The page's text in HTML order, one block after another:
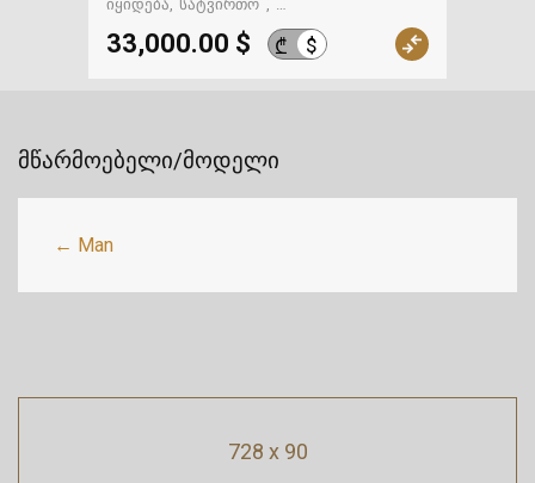
იყიდება
სატვირთო
გზაში. საქართველოსკენ
33,000.00 $ ₾ $
მწარმოებელი/მოდელი
← Man
728 x 90